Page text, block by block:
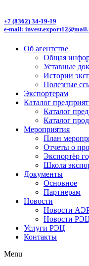
+7 (8362) 34-19-19
e-mail:
Об агентстве
Общая
Уставные
Истории
Полезные
Экспортерам
Каталог
Каталог
Каталог
Мероприятия
План
Отчеты о
Экспортёр
Школа
Документы
Основное
Партнерам
Новости
Новости
Новости
Услуги РЭЦ
Контакты
Menu